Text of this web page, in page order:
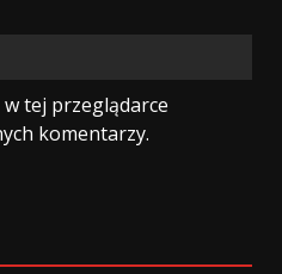
tej przeglądarce
komentarzy.